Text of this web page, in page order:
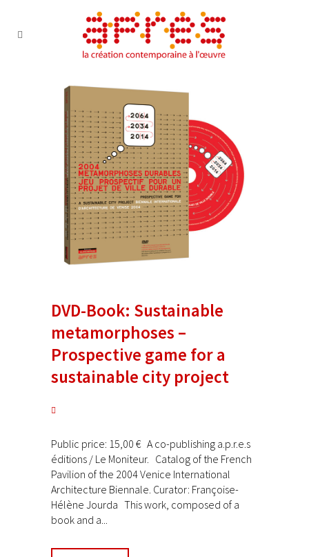
DVD-Book: Sustainable
metamorphoses –
Prospective game for a
sustainable city project
Public price: 15,00 € A co-publishing a.p.r.e.s
éditions / Le Moniteur. Catalog of the French
Pavilion of the 2004 Venice International
Architecture Biennale. Curator: Françoise-
Hélène Jourda This work, composed of a
book and a...